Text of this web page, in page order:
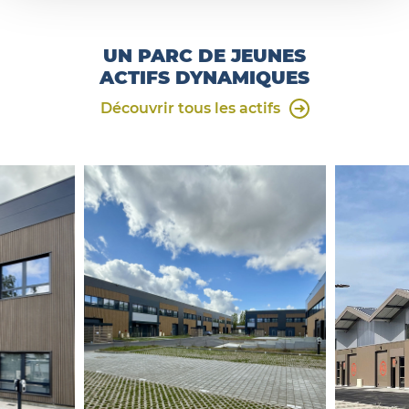
UN PARC DE JEUNES
ACTIFS DYNAMIQUES
Découvrir tous les actifs